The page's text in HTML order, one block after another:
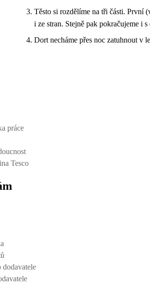
Těsto si rozdělíme na tři části. První
i ze stran. Stejně pak pokračujeme i
Dort necháme přes noc zatuhnout v
práce
Tesco